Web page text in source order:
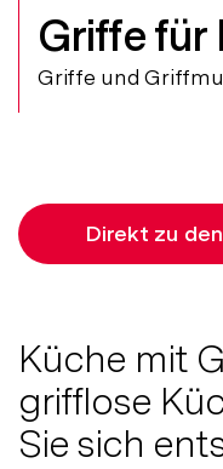
Griffe für
Griffe und
Direkt zu
Küche mit
grifflose
Sie sich